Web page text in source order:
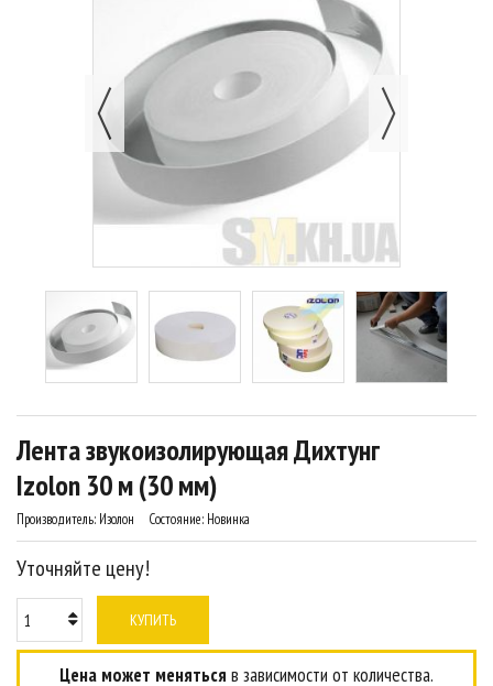
Лента звукоизолирующая Дихтунг
Izolon 30 м (30 мм)
Производитель: Изолон Состояние: Новинка
Уточняйте цену!
КУПИТЬ
Цена может меняться в зависимости от количества.